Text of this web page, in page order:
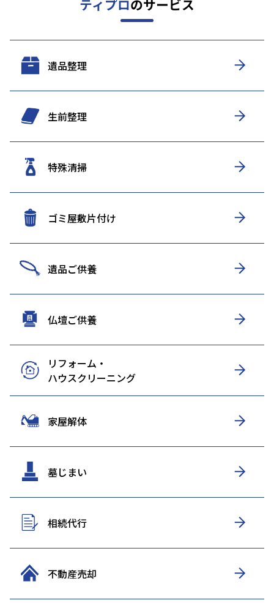
ティプロのサービス
遺品整理
生前整理
特殊清掃
ゴミ屋敷片付け
遺品ご供養
仏壇ご供養
リフォーム・
ハウスクリーニング
家屋解体
墓じまい
相続代行
不動産売却